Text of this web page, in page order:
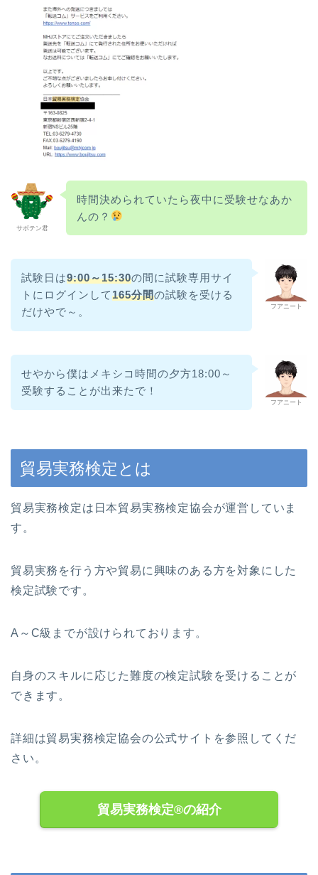
サボテン君
時間決められていたら夜中に受験せなあか
んの？
フアニート
試験日は9:00～15:30の間に試験専用サイ
トにログインして165分間の試験を受ける
だけやで～。
フアニート
せやから僕はメキシコ時間の夕方18:00～
受験することが出来たで！
貿易実務検定とは
貿易実務検定は日本貿易実務検定協会が運営していま
す。
貿易実務を行う方や貿易に興味のある方を対象にした
検定試験です。
A～C級までが設けられております。
自身のスキルに応じた難度の検定試験を受けることが
できます。
詳細は貿易実務検定協会の公式サイトを参照してくだ
さい。
貿易実務検定®の紹介